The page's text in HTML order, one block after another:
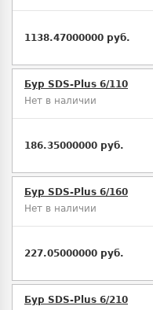
1138.47000000 руб.
Бур SDS-Plus 6/110
Нет в наличии
186.35000000 руб.
Бур SDS-Plus 6/160
Нет в наличии
227.05000000 руб.
Бур SDS-Plus 6/210